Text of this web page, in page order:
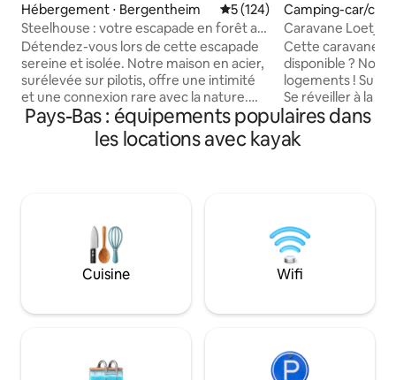
Hébergement ⋅ Bergentheim Évaluation moyenne sur la
5 (124)
Steelhouse : votre escapade en forêt au
bord du lac
Détendez-vous lors de cette escapade
sereine et isolée. Notre maison en acier,
surélevée sur pilotis, offre une intimité
et une connexion rare avec la nature.
Détendez-vous dans le sauna pour une
retraite paisible. À son point culminant
au-dessus de l'eau, un coin salon avec un
l'extérieur, une spacieuse terrasse en
bois avec une chaise longue, une table à
manger extérieure, un barbecue, un
four à pizza et une vue imprenable sur le
propriétaires de chiens : la propriété est
Camping-car/
hen
Caravane Loetje,
des rivières.
Cette caravane
disponible ? Nous
logements !
Se réveiller à la
du matin ? Nous
partager notre
avec vous. Sur
inondables. Vous
dans votre
dans le hamac ?
également à la
dont vous avez
Pays-Bas : équipements populaires dans
les locations avec kayak
Cuisine Wifi